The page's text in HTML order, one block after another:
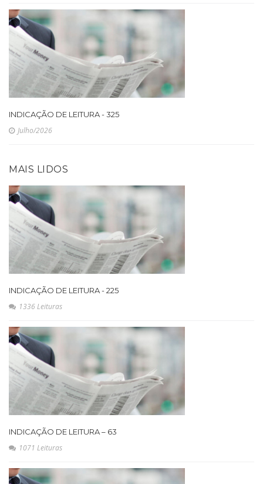
INDICAÇÃO DE LEITURA - 325
Julho/2026
MAIS LIDOS
INDICAÇÃO DE LEITURA - 225
1336 Leituras
INDICAÇÃO DE LEITURA – 63
1071 Leituras